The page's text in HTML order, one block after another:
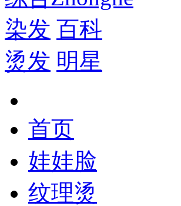
染发 百科
烫发 明星
首页
娃娃脸
纹理烫